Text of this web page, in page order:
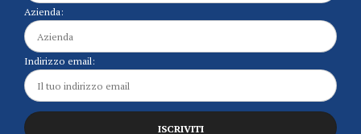
Azienda:
Indirizzo email: